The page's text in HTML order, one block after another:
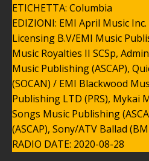
ETICHETTA: Columbia
EDIZIONI: EMI April Music
Licensing B.V/EMI Music
Music Royalties II SCSp,
Music Publishing (ASCAP),
(SOCAN) / EMI Blackwood
Publishing LTD (PRS), Mykai
Songs Music Publishing
(ASCAP), Sony/ATV Ballad
RADIO DATE: 2020-08-28